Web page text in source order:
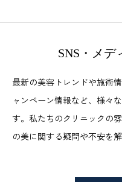
SNS・メデ
最新の美容トレンドや施術
ャンペーン情報など、様々
す。私たちのクリニックの
の美に関する疑問や不安を